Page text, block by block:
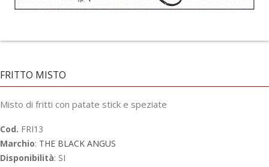
FRITTO MISTO
Misto di fritti con patate stick e speziate
Cod. FRI13
Marchio: THE BLACK ANGUS
Disponibilità: SI